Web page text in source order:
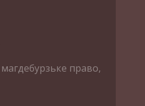
магдебурзьке право,